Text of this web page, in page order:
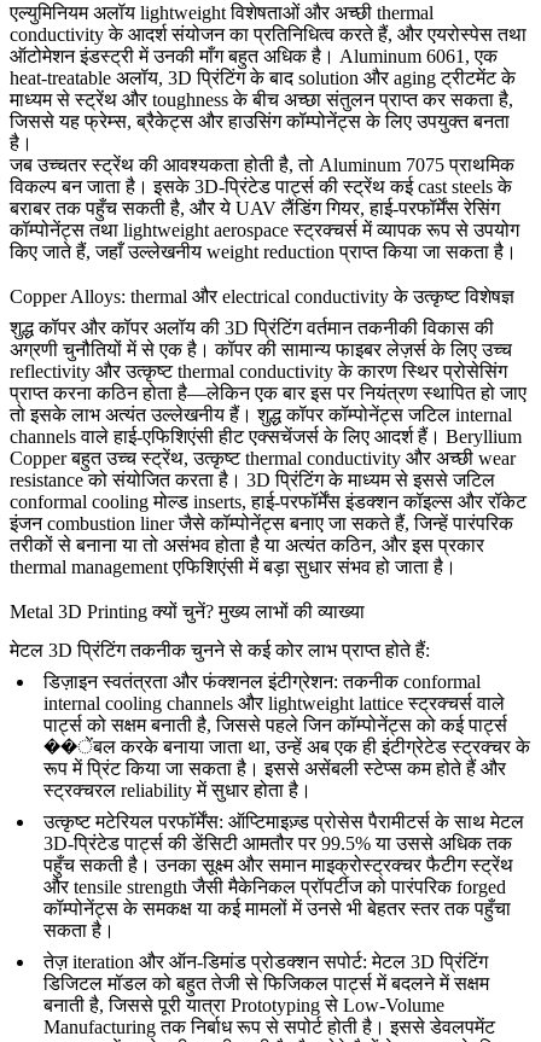
एल्युमिनियम अलॉय lightweight विशेषताओं और अच्छी thermal
conductivity के आदर्श संयोजन का प्रतिनिधित्व करते हैं, और एयरोस्पेस तथा
ऑटोमेशन इंडस्ट्री में उनकी माँग बहुत अधिक है। Aluminum 6061 , एक
heat-treatable अलॉय, 3D प्रिंटिंग के बाद solution और aging ट्रीटमेंट के
माध्यम से स्ट्रेंथ और toughness के बीच अच्छा संतुलन प्राप्त कर सकता है,
जिससे यह फ्रेम्स, ब्रैकेट्स और हाउसिंग कॉम्पोनेंट्स के लिए उपयुक्त बनता
है।
जब उच्चतर स्ट्रेंथ की आवश्यकता होती है, तो Aluminum 7075प्राथमिक
विकल्प बन जाता है। इसके 3D-प्रिंटेड पार्ट्स की स्ट्रेंथ कई cast steels के
बराबर तक पहुँच सकती है, और ये UAV लैंडिंग गियर, हाई-परफॉर्मेंस रेसिंग
कॉम्पोनेंट्स तथा lightweight aerospace स्ट्रक्चर्स में व्यापक रूप से उपयोग
किए जाते हैं, जहाँ उल्लेखनीय weight reduction प्राप्त किया जा सकता है।
Copper Alloys: thermal और electrical conductivity के उत्कृष्ट विशेषज्ञ
शुद्ध कॉपर और कॉपर अलॉय की 3D प्रिंटिंग वर्तमान तकनीकी विकास की
अग्रणी चुनौतियों में से एक है। कॉपर की सामान्य फाइबर लेज़र्स के लिए उच्च
reflectivity और उत्कृष्ट thermal conductivity के कारण स्थिर प्रोसेसिंग
प्राप्त करना कठिन होता है—लेकिन एक बार इस पर नियंत्रण स्थापित हो जाए
तो इसके लाभ अत्यंत उल्लेखनीय हैं। शुद्ध कॉपर कॉम्पोनेंट्स जटिल internal
channels वाले हाई-एफिशिएंसी हीट एक्सचेंजर्स के लिए आदर्श हैं। Beryllium
Copperबहुत उच्च स्ट्रेंथ, उत्कृष्ट thermal conductivity और अच्छी wear
resistance को संयोजित करता है। 3D प्रिंटिंग के माध्यम से इससे जटिल
conformal cooling मोल्ड inserts, हाई-परफॉर्मेंस इंडक्शन कॉइल्स और रॉकेट
इंजन combustion liner जैसे कॉम्पोनेंट्स बनाए जा सकते हैं, जिन्हें पारंपरिक
तरीकों से बनाना या तो असंभव होता है या अत्यंत कठिन, और इस प्रकार
thermal management एफिशिएंसी में बड़ा सुधार संभव हो जाता है।
Metal 3D Printing क्यों चुनें? मुख्य लाभों की व्याख्या
मेटल 3D प्रिंटिंग तकनीक चुनने से कई कोर लाभ प्राप्त होते हैं:
डिज़ाइन स्वतंत्रता और फंक्शनल इंटीग्रेशन: तकनीक conformal
internal cooling channels और lightweight lattice स्ट्रक्चर्स वाले
पार्ट्स को सक्षम बनाती है, जिससे पहले जिन कॉम्पोनेंट्स को कई पार्ट्स
��ेंबल करके बनाया जाता था, उन्हें अब एक हीइंटीग्रेटेड स्ट्रक्चरके
रूप में प्रिंट किया जा सकता है। इससे असेंबली स्टेप्स कम होते हैं और
स्ट्रक्चरल reliability में सुधार होता है।
उत्कृष्ट मटेरियल परफॉर्मेंस: ऑप्टिमाइज़्ड प्रोसेस पैरामीटर्स के साथ मेटल
3D-प्रिंटेड पार्ट्स की डेंसिटी आमतौर पर 99.5% या उससे अधिक तक
पहुँच सकती है। उनका सूक्ष्म और समान माइक्रोस्ट्रक्चर फैटीग स्ट्रेंथ
और tensile strength जैसी मैकेनिकल प्रॉपर्टीज को पारंपरिक forged
कॉम्पोनेंट्स के समकक्ष या कई मामलों में उनसे भी बेहतर स्तर तक पहुँचा
सकता है।
तेज़ iteration और ऑन-डिमांड प्रोडक्शन सपोर्ट: मेटल 3D प्रिंटिंग
डिजिटल मॉडल को बहुत तेजी से फिजिकल पार्ट्स में बदलने में सक्षम
बनाती है, जिससे पूरी यात्रा Prototypingसे Low-Volume
Manufacturingतक निर्बाध रूप से सपोर्ट होती है। इससे डेवलपमेंट